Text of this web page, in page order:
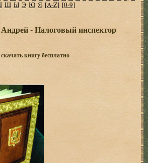
Щ Ы Э Ю Я [A-Z] [0-9]
- Налоговый инспектор
скачать книгу бесплатно